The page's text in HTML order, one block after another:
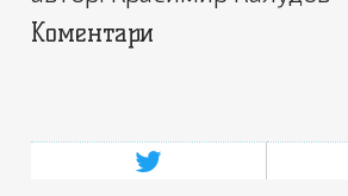
Коментари